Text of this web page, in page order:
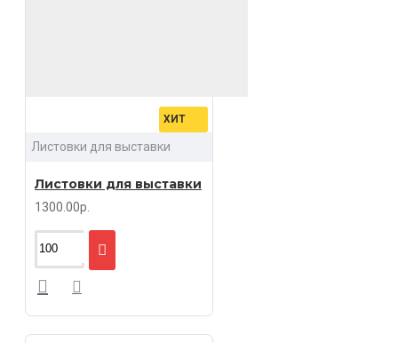
ХИТ
Листовки для выставки
Листовки для выставки
1300.00р.